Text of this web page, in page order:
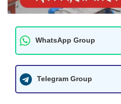
WhatsApp Group
Telegram Group